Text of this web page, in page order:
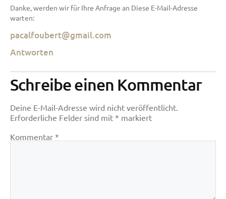
Danke, werden wir für Ihre Anfrage an Diese E-Mail-Adresse
warten:
pacalfoubert@gmail.com
Antworten
Schreibe einen Kommentar
Deine E-Mail-Adresse wird nicht veröffentlicht.
Erforderliche Felder sind mit * markiert
Kommentar *